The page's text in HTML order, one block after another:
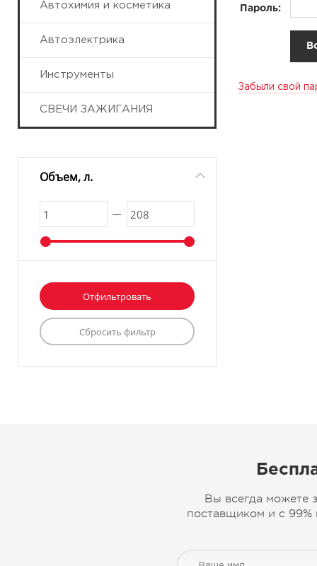
Автохимия и косметика
Автоэлектрика
Инструменты
СВЕЧИ ЗАЖИГАНИЯ
Объем, л.
Пароль:
Забыли свой
Вы всегда можете
поставщиком и с 99%